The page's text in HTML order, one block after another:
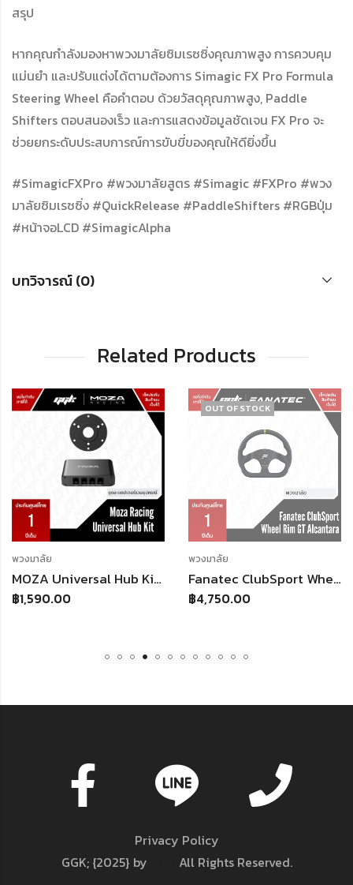
สรุป
หากคุณกำลังมองหาพวงมาลัยซิมเรซซิ่งคุณภาพสูง การควบคุม
แม่นยำ และปรับแต่งได้ตามต้องการ Simagic FX Pro Formula
Steering Wheel คือคำตอบ ด้วยวัสดุคุณภาพสูง, Paddle
Shifters ตอบสนองเร็ว และการแสดงข้อมูลชัดเจน FX Pro จะ
ช่วยยกระดับประสบการณ์การขับขี่ของคุณให้ดียิ่งขึ้น
#SimagicFXPro #พวงมาลัยสูตร #Simagic #FXPro #พวง
มาลัยซิมเรซซิ่ง #QuickRelease #PaddleShifters #RGBปุ่ม
#หน้าจอLCD #SimagicAlpha
บทวิจารณ์ (0)
Related Products
พวงมาลัย
พวงมาลัย
MOZA Universal Hub Kit | ตัวแปลงพวงมาลัยแข่งให้ใช้งานร่วมกับฐาน MOZA Racing ได้ทุกแบรนด์
฿1,590.00
OUT OF STOCK
พวงมาลัย
Fanatec ClubSport Wheel Rim GT Alcantara | 3-Spoke Aluminium 33cm | Alcantara® แท้ + แถบกลางหนังแท้เขียวไลม์ | 979g
฿4,750.00
Privacy Policy
GGK; {2025} by
All Rights Reserved.